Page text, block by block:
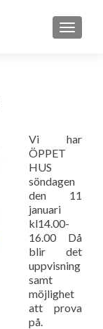
MENU
Vi har
ÖPPET
HUS
söndagen
den 11
januari
kl14.00-
16.00 Då
blir det
uppvisning
samt
möjlighet
att prova
på.